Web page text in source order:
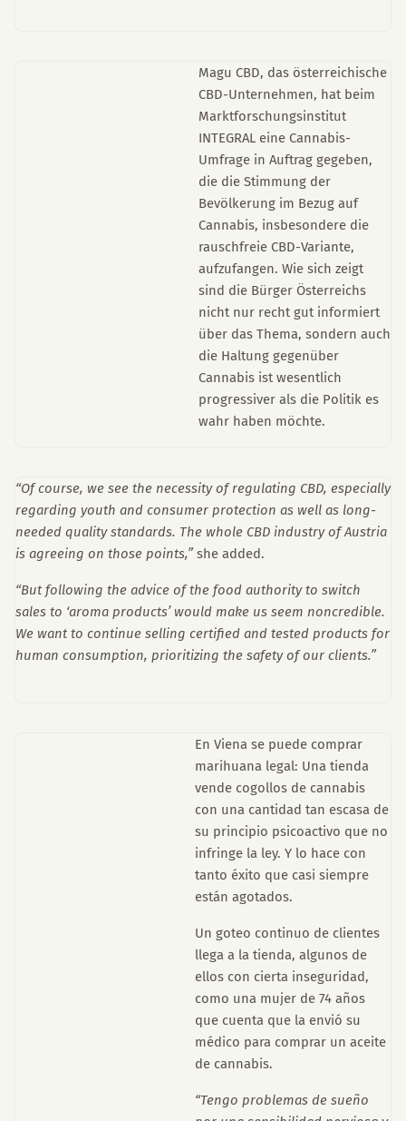
Magu CBD, das österreichische
CBD-Unternehmen, hat beim
Marktforschungsinstitut
INTEGRAL eine Cannabis-
Umfrage in Auftrag gegeben,
die die Stimmung der
Bevölkerung im Bezug auf
Cannabis, insbesondere die
rauschfreie CBD-Variante,
aufzufangen. Wie sich zeigt
sind die Bürger Österreichs
nicht nur recht gut informiert
über das Thema, sondern auch
die Haltung gegenüber
Cannabis ist wesentlich
progressiver als die Politik es
wahr haben möchte.
“Of course, we see the necessity of regulating CBD, especially
regarding youth and consumer protection as well as long-
needed quality standards. The whole CBD industry of Austria
is agreeing on those points,” she added.
“But following the advice of the food authority to switch
sales to ‘aroma products’ would make us seem noncredible.
We want to continue selling certified and tested products for
human consumption, prioritizing the safety of our clients.”
En Viena se puede comprar
marihuana legal: Una tienda
vende cogollos de cannabis
con una cantidad tan escasa de
su principio psicoactivo que no
infringe la ley. Y lo hace con
tanto éxito que casi siempre
están agotados.
Un goteo continuo de clientes
llega a la tienda, algunos de
ellos con cierta inseguridad,
como una mujer de 74 años
que cuenta que la envió su
médico para comprar un aceite
de cannabis.
“Tengo problemas de sueño